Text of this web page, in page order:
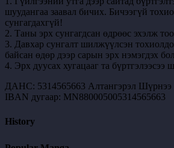
шуудангаа заавал бичих. Бичээгүй
сунгагдахгүй!
2. Таны эрх сунгагдсан өдрөөс эхэлж
3. Давхар сунгалт шилжүүлсэн
байсан өдөр дээр сарын эрх нэмэгдэх
4. Эрх дуусах хугацааг та бүртгэлээсээ
ДАНС: 5314565663 Алтангэрэл Шүрнээ
IBAN дугаар: MN880005005314565663
History